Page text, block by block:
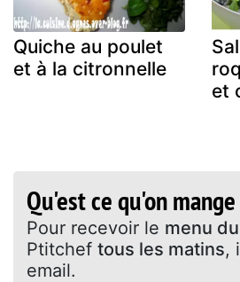
Quiche au poulet
et à la citronnelle
et
Qu'est ce qu'on
Pour recevoir le menu
Ptitchef tous les matins,
email.